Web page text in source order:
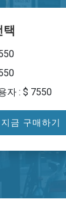
택
자 : $ 7550
지금 구매하기